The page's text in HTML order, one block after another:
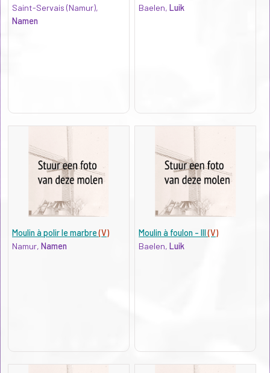
Saint-Servais (Namur),
Namen
Baelen,Luik
Moulin à polir le marbre(V)
Namur, Namen
Moulin à foulon - III(V)
Baelen,Luik